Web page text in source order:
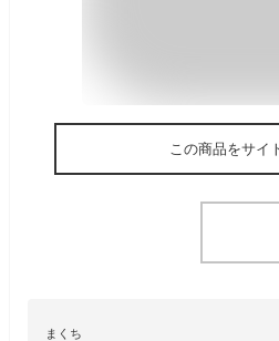
この商品をサイ
まくち